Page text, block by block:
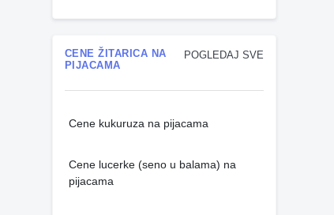
POGLEDAJ SVE
CENE ŽITARICA NA
PIJACAMA
Cene kukuruza na pijacama
Cene lucerke (seno u balama) na
pijacama